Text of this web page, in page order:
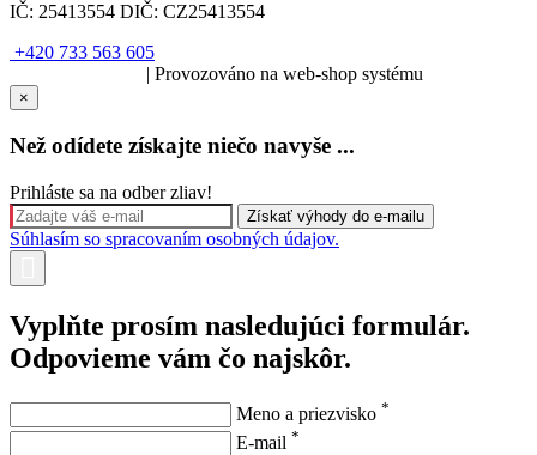
IČ: 25413554 DIČ: CZ25413554
+420 733 563 605
| Provozováno na web-shop systému
×
Než odídete získajte niečo navyše ...
Prihláste sa na odber zliav!
Súhlasím so spracovaním osobných údajov.
Vyplňte prosím nasledujúci formulár.
Odpovieme vám čo najskôr.
Meno a priezvisko *
E-mail *